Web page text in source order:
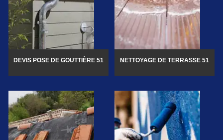
DEVIS POSE DE GOUTTIÈRE 51 NETTOYAGE DE TERRASSE 51